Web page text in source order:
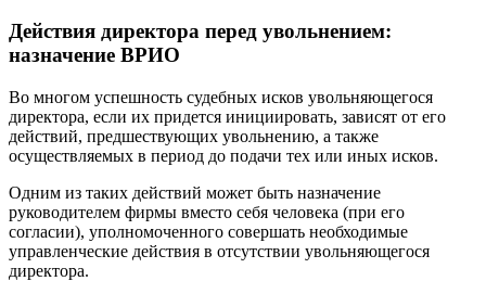
Действия директора перед увольнением:
назначение ВРИО
Во многом успешность судебных исков увольняющегося
директора, если их придется инициировать, зависят от его
действий, предшествующих увольнению, а также
осуществляемых в период до подачи тех или иных исков.
Одним из таких действий может быть назначение
руководителем фирмы вместо себя человека (при его
согласии), уполномоченного совершать необходимые
управленческие действия в отсутствии увольняющегося
директора.